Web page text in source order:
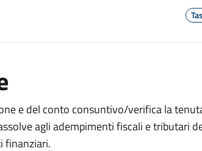
e del conto consuntivo/verifica la
agli adempimenti fiscali e tributari
finanziari.